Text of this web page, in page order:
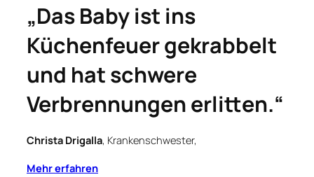
„Das Baby ist ins
Küchenfeuer gekrabbelt
und hat schwere
Verbrennungen erlitten.“
Christa Drigalla, Krankenschwester,
Mehr erfahren